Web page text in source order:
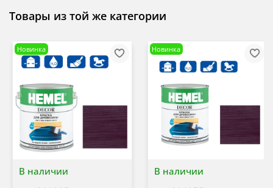
Товары из той же категории
В наличии
Новинка
В наличии
Новинка